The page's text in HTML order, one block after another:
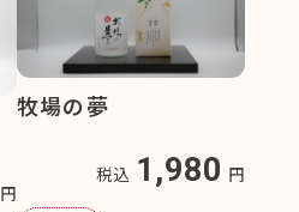
円
牧場の夢
税込 1,980 円